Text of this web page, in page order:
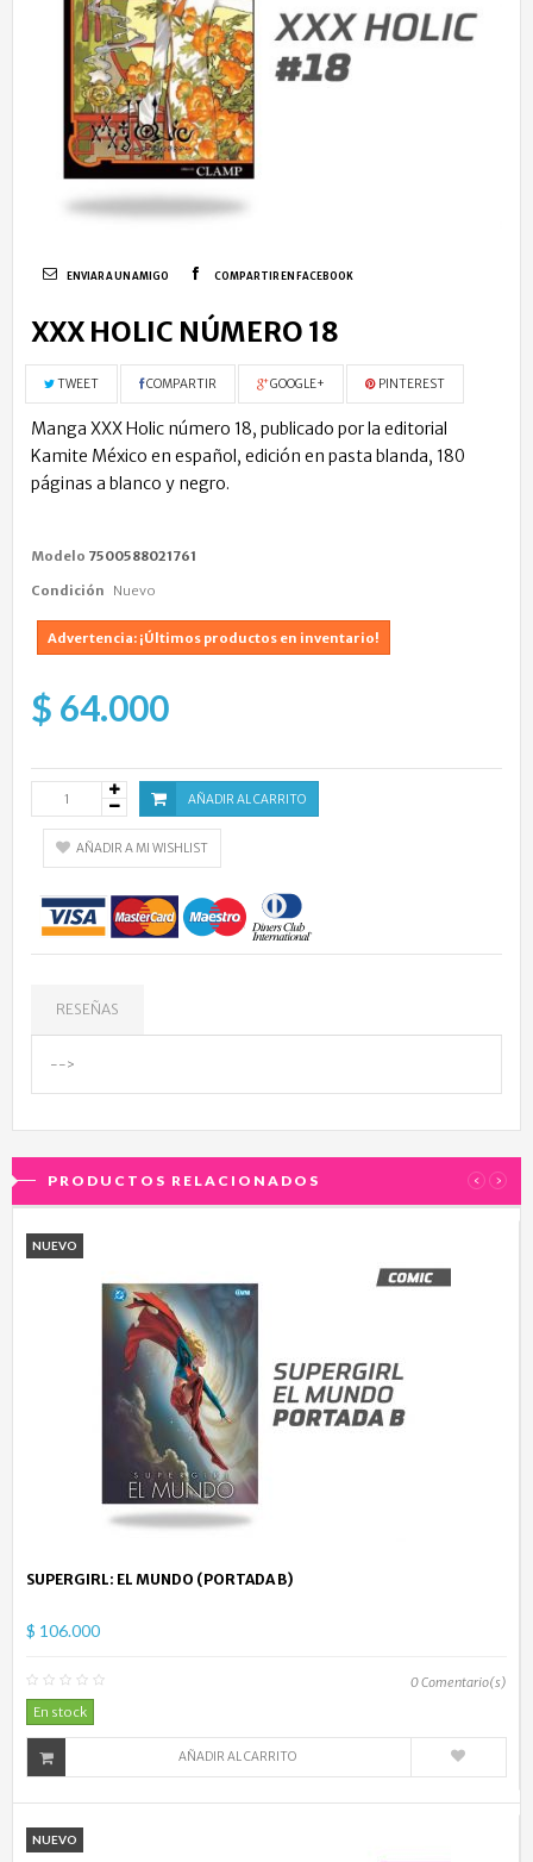
ENVIAR A UN AMIGO COMPARTIR EN FACEBOOK
XXX HOLIC NÚMERO 18
TWEET COMPARTIR GOOGLE+ PINTEREST
Manga XXX Holic número 18, publicado por la editorial
Kamite México en español, edición en pasta blanda, 180
páginas a blanco y negro.
Modelo 7500588021761
Condición Nuevo
Advertencia: ¡Últimos productos en inventario!
$ 64.000
AÑADIR AL CARRITO
AÑADIR A MI WISHLIST
RESEÑAS
-->
PRODUCTOS RELACIONADOS ‹ ›
NUEVO
SUPERGIRL: EL MUNDO (PORTADA B)
$ 106.000
0Comentario(s)
En stock
AÑADIR AL CARRITO
NUEVO